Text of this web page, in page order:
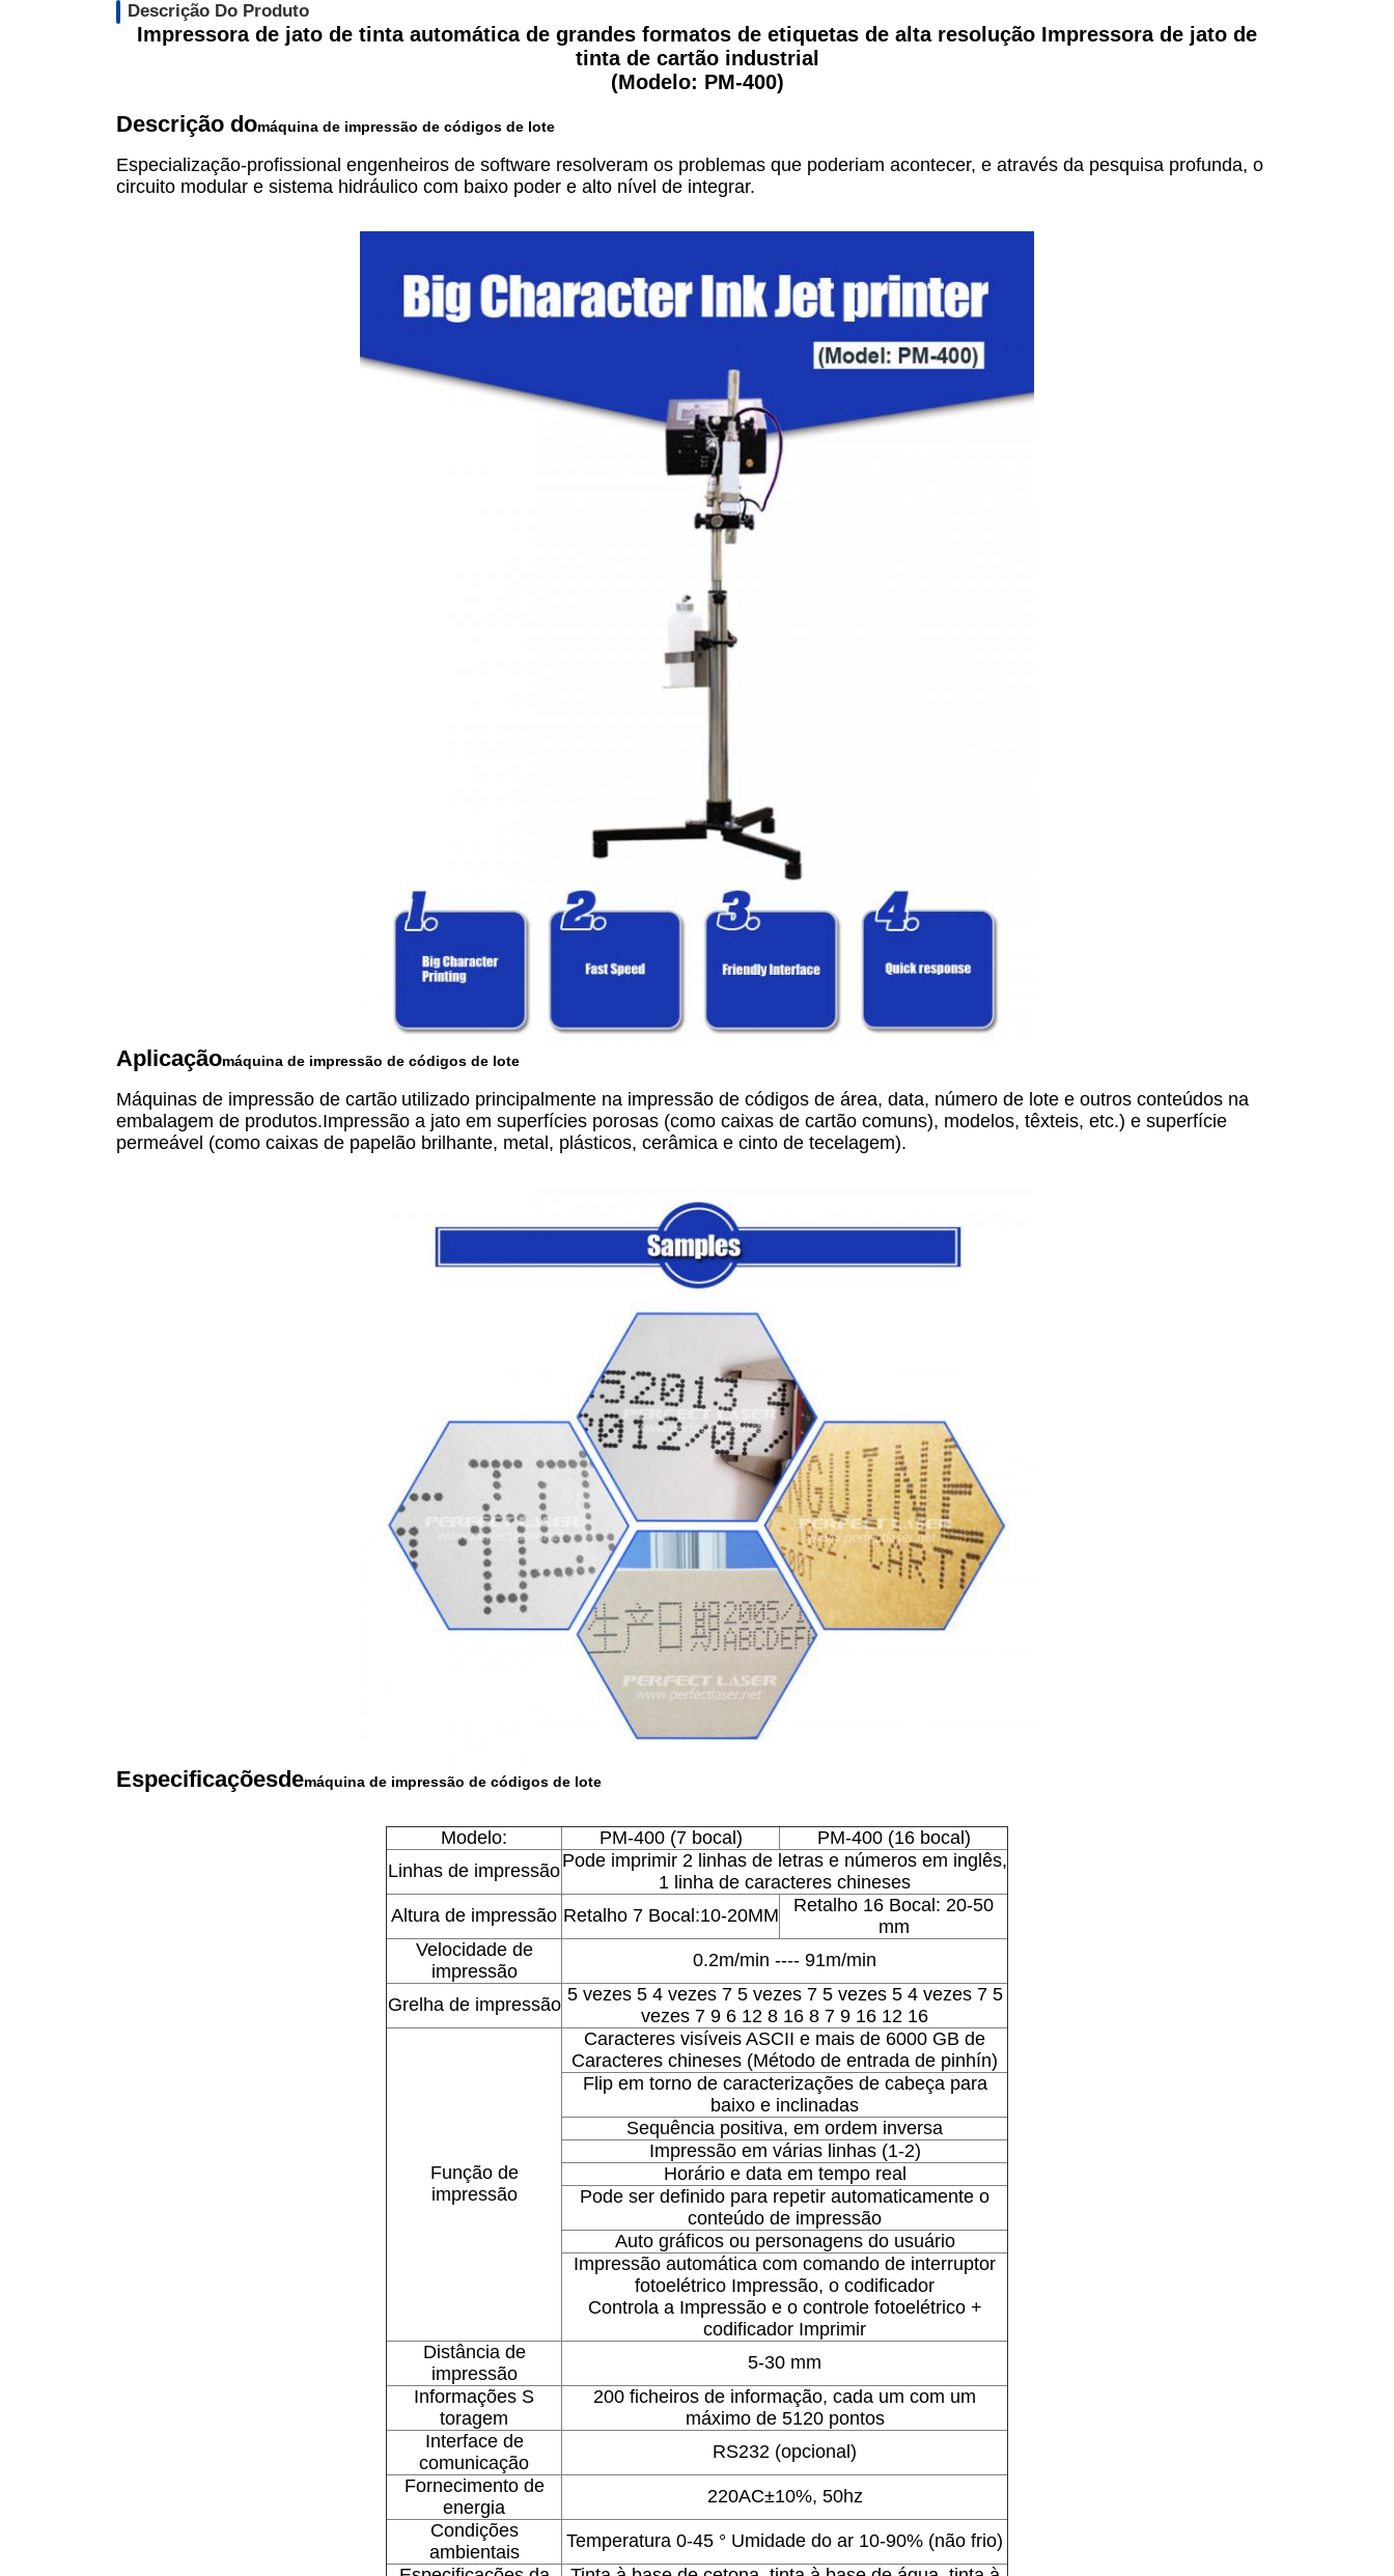
Descrição Do Produto
Impressora de jato de tinta automática de grandes formatos de etiquetas de alta resolução Impressora de jato de
tinta de cartão industrial
(Modelo: PM-400)
Descrição domáquina de impressão de códigos de lote
Especialização-profissional engenheiros de software resolveram os problemas que poderiam acontecer, e através da pesquisa profunda, o
circuito modular e sistema hidráulico com baixo poder e alto nível de integrar.
Aplicaçãomáquina de impressão de códigos de lote
Máquinas de impressão de cartão utilizado principalmente na impressão de códigos de área, data, número de lote e outros conteúdos na
embalagem de produtos.Impressão a jato em superfícies porosas (como caixas de cartão comuns), modelos, têxteis, etc.) e superfície
permeável (como caixas de papelão brilhante, metal, plásticos, cerâmica e cinto de tecelagem).
Especificaçõesdemáquina de impressão de códigos de lote
Modelo: PM-400 (7 bocal)
PM-400 (16 bocal)
Linhas de impressãoPode imprimir 2 linhas de letras e números em inglês,
1 linha de caracteres chineses
Altura de impressão Retalho 7 Bocal:10-20MM
Retalho 16 Bocal: 20-50
mm
Velocidade de
impressão
0.2m/min ---- 91m/min
Grelha de impressão 5 vezes 5 4 vezes 7 5 vezes 7 5 vezes 5 4 vezes 7 5
vezes 7 9 6 12 8 16 8 7 9 16 12 16
Função de
impressão
Caracteres visíveis ASCII e mais de 6000 GB de
Caracteres chineses (Método de entrada de pinhín)
Flip em torno de caracterizações de cabeça para
baixo e inclinadas
Sequência positiva, em ordem inversa
Impressão em várias linhas (1-2)
Horário e data em tempo real
Pode ser definido para repetir automaticamente o
conteúdo de impressão
Auto gráficos ou personagens do usuário
Impressão automática com comando de interruptor
fotoelétrico Impressão, o codificador
Controla a Impressão e o controle fotoelétrico +
codificador Imprimir
Distância de
impressão
5-30 mm
Informações S
toragem
200 ficheiros de informação, cada um com um
máximo de 5120 pontos
Interface de
comunicação
RS232 (opcional)
Fornecimento de
energia
220AC±10%, 50hz
Condições
ambientais
Temperatura 0-45 ° Umidade do ar 10-90% (não frio)